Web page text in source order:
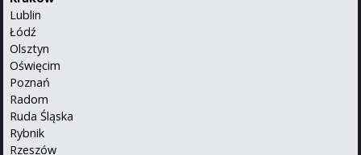
Lublin
Łódź
Olsztyn
Oświęcim
Poznań
Radom
Ruda Śląska
Rybnik